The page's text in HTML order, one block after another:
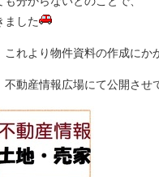
ました
これより物件資料の作成にか
不動産情報広場にて公開させ